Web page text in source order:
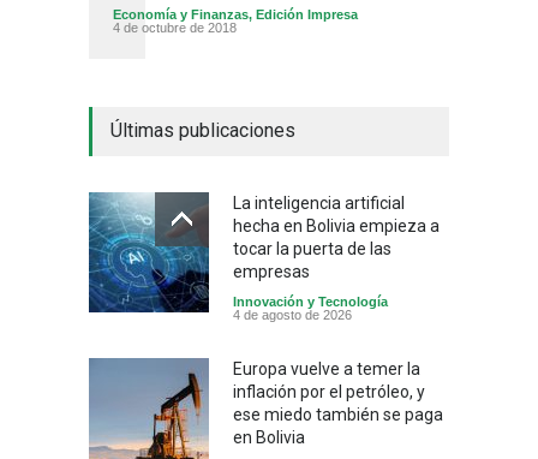
Economía y Finanzas, Edición Impresa
4 de octubre de 2018
Últimas publicaciones
La inteligencia artificial
hecha en Bolivia empieza a
tocar la puerta de las
empresas
Innovación y Tecnología
4 de agosto de 2026
Europa vuelve a temer la
inflación por el petróleo, y
ese miedo también se paga
en Bolivia